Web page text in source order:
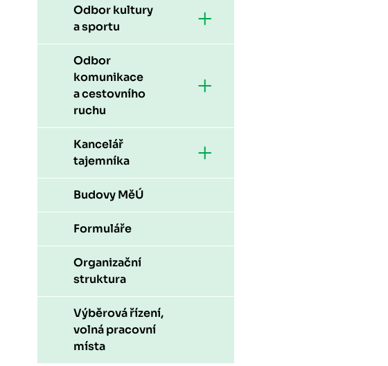
Odbor kultury
a sportu
Odbor
komunikace
a cestovního
ruchu
Kancelář
tajemníka
Budovy MěÚ
Formuláře
Organizační
struktura
Výběrová řízení,
volná pracovní
místa